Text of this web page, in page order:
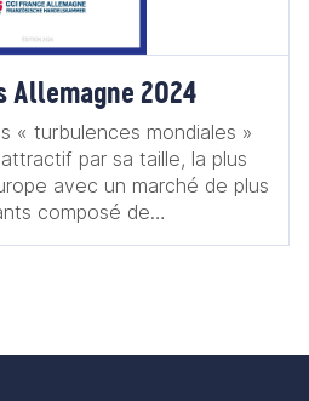
Allemagne 2024
« turbulences mondiales »
par sa taille, la plus
avec un marché de plus
composé de
un pouvoir d’achat élevé, ce